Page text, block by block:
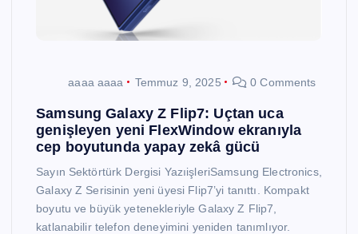
aaaa aaaa Temmuz 9, 2025 0 Comments
Samsung Galaxy Z Flip7: Uçtan uca
genişleyen yeni FlexWindow ekranıyla
cep boyutunda yapay zekâ gücü
Sayın Sektörtürk Dergisi YazıişleriSamsung Electronics,
Galaxy Z Serisinin yeni üyesi Flip7’yi tanıttı. Kompakt
boyutu ve büyük yetenekleriyle Galaxy Z Flip7,
katlanabilir telefon deneyimini yeniden tanımlıyor.